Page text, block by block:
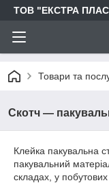
ТОВ "ЕКСТРА
Товари та
Скотч —
Клейка пакувальна
пакувальний
складах, у